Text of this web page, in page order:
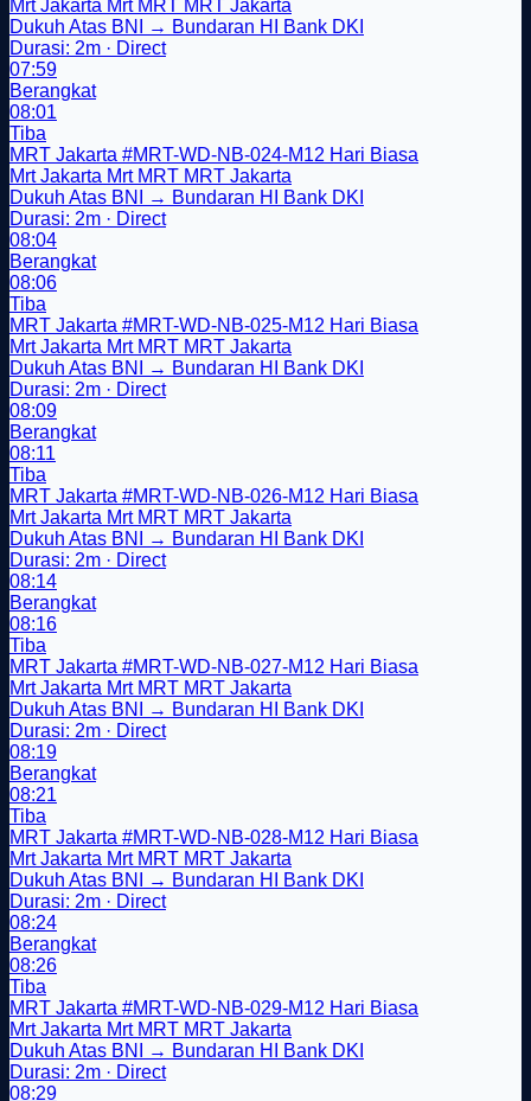
Mrt Jakarta Mrt MRT MRT Jakarta
Dukuh Atas BNI → Bundaran HI Bank DKI
Durasi: 2m · Direct
07:59
Berangkat
08:01
Tiba
MRT Jakarta #MRT-WD-NB-024-M12 Hari Biasa
Mrt Jakarta Mrt MRT MRT Jakarta
Dukuh Atas BNI → Bundaran HI Bank DKI
Durasi: 2m · Direct
08:04
Berangkat
08:06
Tiba
MRT Jakarta #MRT-WD-NB-025-M12 Hari Biasa
Mrt Jakarta Mrt MRT MRT Jakarta
Dukuh Atas BNI → Bundaran HI Bank DKI
Durasi: 2m · Direct
08:09
Berangkat
08:11
Tiba
MRT Jakarta #MRT-WD-NB-026-M12 Hari Biasa
Mrt Jakarta Mrt MRT MRT Jakarta
Dukuh Atas BNI → Bundaran HI Bank DKI
Durasi: 2m · Direct
08:14
Berangkat
08:16
Tiba
MRT Jakarta #MRT-WD-NB-027-M12 Hari Biasa
Mrt Jakarta Mrt MRT MRT Jakarta
Dukuh Atas BNI → Bundaran HI Bank DKI
Durasi: 2m · Direct
08:19
Berangkat
08:21
Tiba
MRT Jakarta #MRT-WD-NB-028-M12 Hari Biasa
Mrt Jakarta Mrt MRT MRT Jakarta
Dukuh Atas BNI → Bundaran HI Bank DKI
Durasi: 2m · Direct
08:24
Berangkat
08:26
Tiba
MRT Jakarta #MRT-WD-NB-029-M12 Hari Biasa
Mrt Jakarta Mrt MRT MRT Jakarta
Dukuh Atas BNI → Bundaran HI Bank DKI
Durasi: 2m · Direct
08:29